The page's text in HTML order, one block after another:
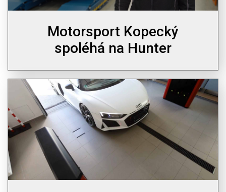
Motorsport Kopecký
spoléhá na Hunter